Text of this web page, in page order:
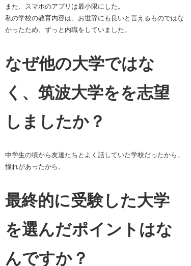
また、スマホのアプリは最小限にした。
私の学校の教育内容は、お世辞にも良いと言えるものではな
かったため、ずっと内職をしていました。
なぜ他の大学ではな
く、筑波大学をを志望
しましたか？
中学生の頃から友達たちとよく話していた学校だったから。
憧れがあったから。
最終的に受験した大学
を選んだポイントはな
んですか？